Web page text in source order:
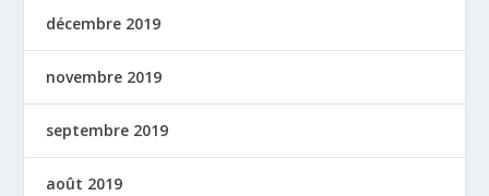
décembre 2019
novembre 2019
septembre 2019
août 2019